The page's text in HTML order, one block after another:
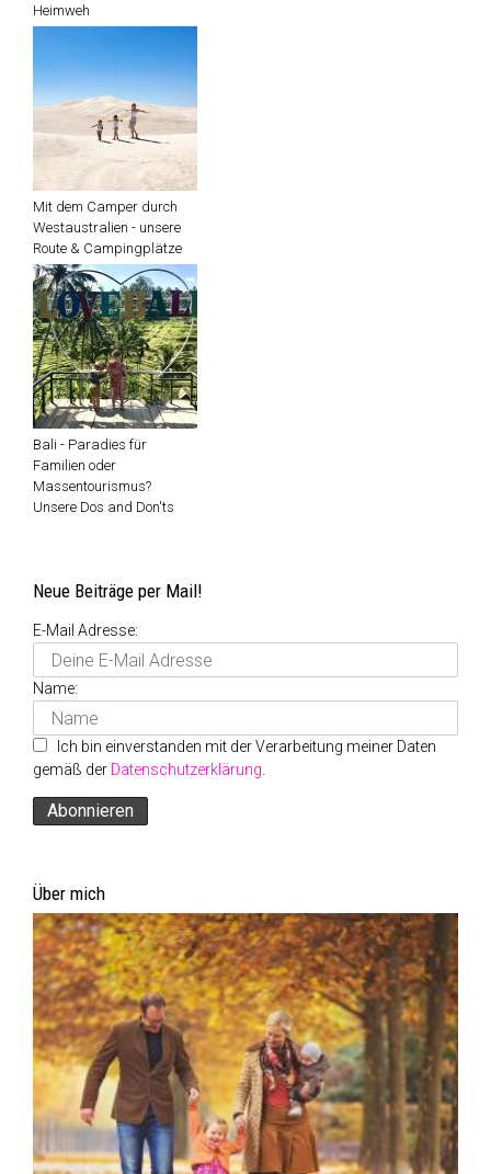
Heimweh
Mit dem Camper durch
Westaustralien - unsere
Route & Campingplätze
Bali - Paradies für
Familien oder
Massentourismus?
Unsere Dos and Don'ts
Neue Beiträge per Mail!
E-Mail Adresse:
Name:
Ich bin einverstanden mit der Verarbeitung meiner Daten
gemäß der Datenschutzerklärung.
Über mich